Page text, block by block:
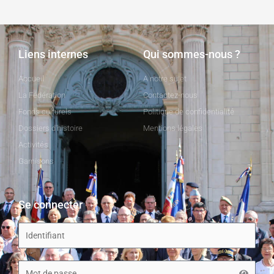
Liens internes
Accueil
La Fédération
Fonds culturels
Dossiers d'histoire
Activités
Garnisons
Qui sommes-nous ?
A notre sujet
Contactez-nous
Politique de confidentialité
Mentions légales
Se connecter